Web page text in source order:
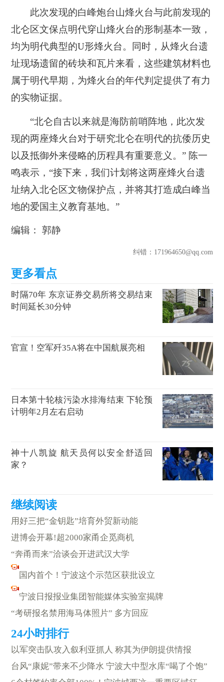
此次发现的白峰炮台山烽火台与此前发现的
北仑区文保点明代穿山烽火台的形制基本一致，
均为明代典型的U形烽火台。同时，从烽火台遗
址现场遗留的砖块和瓦片来看，这些建筑材料也
属于明代早期，为烽火台的年代判定提供了有力
的实物证据。
“北仑自古以来就是海防前哨阵地，此次发
现的两座烽火台对于研究北仑在明代的抗倭历史
以及抵御外来侵略的历程具有重要意义。” 陈一
鸣表示，“接下来，我们计划将这两座烽火台遗
址纳入北仑区文物保护点，并将其打造成白峰当
地的爱国主义教育基地。”
编辑： 郭静
纠错：171964650@qq.com
时隔70年 东京证券交易所将交易结束
时间延长30分钟
官宣！空军歼35A将在中国航展亮相
日本第十轮核污染水排海结束 下轮预
计明年2月左右启动
神十八凯旋 航天员何以安全舒适回
家？
用好三把“金钥匙”培育外贸新动能
进博会开幕!超2000家甬企觅商机
“奔甬而来”洽谈会开进武汉大学
国内首个！宁波这个示范区获批设立
宁波日报报业集团智能媒体实验室揭牌
“考研报名禁用海马体照片” 多方回应
以军突击队攻入叙利亚抓人 称其为伊朗提供情报
台风“康妮”带来不少降水 宁波大中型水库“喝了个饱”